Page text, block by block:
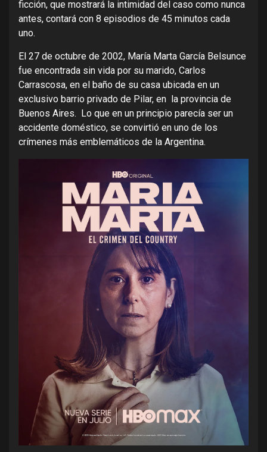
ficción, que mostrará la intimidad del caso como nunca
antes, contará con 8 episodios de 45 minutos cada
uno.
El 27 de octubre de 2002, María Marta García Belsunce
fue encontrada sin vida por su marido, Carlos
Carrascosa, en el baño de su casa ubicada en un
exclusivo barrio privado de Pilar, en la provincia de
Buenos Aires. Lo que en un principio parecía ser un
accidente doméstico, se convirtió en uno de los
crímenes más emblemáticos de la Argentina.